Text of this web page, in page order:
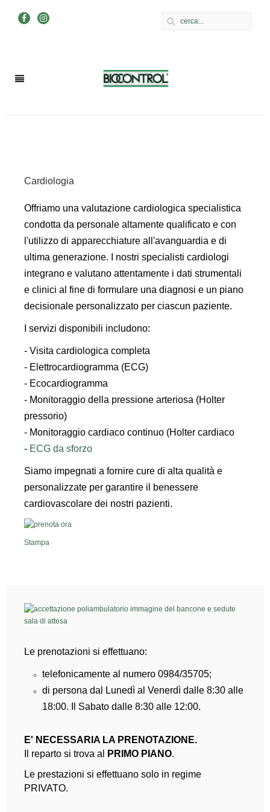
Cardiologia
Offriamo una valutazione cardiologica specialistica
condotta da personale altamente qualificato e con
l'utilizzo di apparecchiature all'avanguardia e di
ultima generazione. I nostri specialisti cardiologi
integrano e valutano attentamente i dati strumentali
e clinici al fine di formulare una diagnosi e un piano
decisionale personalizzato per ciascun paziente.
I servizi disponibili includono:
- Visita cardiologica completa
- Elettrocardiogramma (ECG)
- Ecocardiogramma
- Monitoraggio della pressione arteriosa (Holter
pressorio)
- Monitoraggio cardiaco continuo (Holter cardiaco
- ECG da sforzo
Siamo impegnati a fornire cure di alta qualità e
personalizzate per garantire il benessere
cardiovascolare dei nostri pazienti.
Stampa
Le prenotazioni si effettuano:
telefonicamente al numero 0984/35705;
di persona dal Lunedì al Venerdì dalle 8:30 alle
18:00. Il Sabato dalle 8:30 alle 12:00.
E' NECESSARIA LA PRENOTAZIONE.
Il reparto si trova al
PRIMO PIANO.
Le prestazioni si effettuano solo in regime
PRIVATO.